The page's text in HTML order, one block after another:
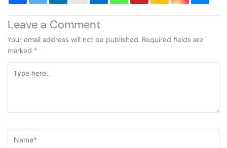
Leave a Comment
Your email address will not be published. Required fields are
marked *
here..